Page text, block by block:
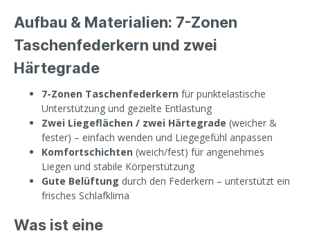
Aufbau & Materialien: 7-Zonen
Taschenfederkern und zwei
Härtegrade
7-Zonen Taschenfederkern für punktelastische
Unterstützung und gezielte Entlastung
Zwei Liegeflächen / zwei Härtegrade (weicher &
fester) – einfach wenden und Liegegefühl anpassen
Komfortschichten (weich/fest) für angenehmes
Liegen und stabile Körperstützung
Gute Belüftung durch den Federkern – unterstützt ein
frisches Schlafklima
Was ist eine